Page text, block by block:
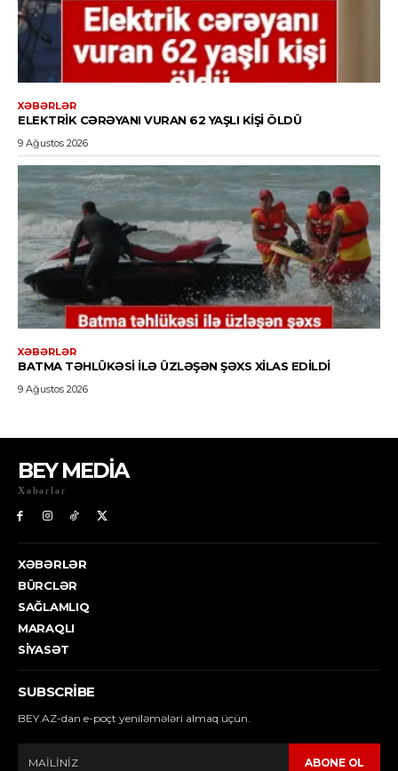
BEY MEDİA
Xəbərlər
XƏBƏRLƏR
BÜRCLƏR
SAĞLAMLIQ
MARAQLI
SIYASƏT
SUBSCRIBE
BEY.AZ-dan e-poçt yeniləmələri almaq üçün.
ABONE OL